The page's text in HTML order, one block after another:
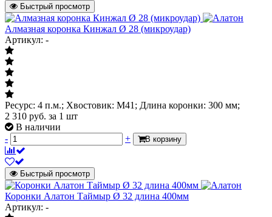
Быстрый просмотр
Алмазная коронка Кинжал Ø 28 (микроудар)
Артикул: -
Ресурс: 4 п.м.; Хвостовик: М41; Длина коронки: 300 мм;
2 310 руб. за 1 шт
В наличии
-
+ В корзину
Быстрый просмотр
Коронки Алатон Таймыр Ø 32 длина 400мм
Артикул: -